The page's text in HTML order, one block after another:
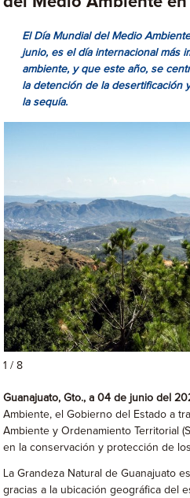
El Día Mundial del Medio
junio, es el día internacional más
ambiente, y que este año, se
la detención de la desertificación
la sequía.
1 / 8
Guanajuato, Gto., a 04 de junio del
Ambiente, el Gobierno del Estado a
Ambiente y Ordenamiento Territorial
en la conservación y protección de
La Grandeza Natural de Guanajuato
gracias a la ubicación geográfica del